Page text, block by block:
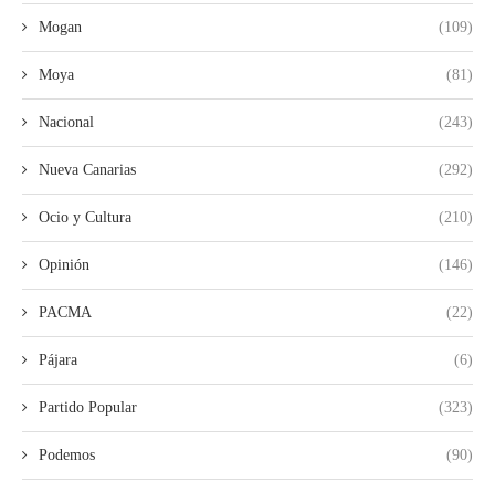
Mogan (109)
Moya (81)
Nacional (243)
Nueva Canarias (292)
Ocio y Cultura (210)
Opinión (146)
PACMA (22)
Pájara (6)
Partido Popular (323)
Podemos (90)